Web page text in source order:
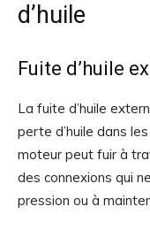
d’huile
Fuite d’huile
La fuite d’huile
perte d’huile dans
moteur peut fuir à
des connexions qui
pression ou à